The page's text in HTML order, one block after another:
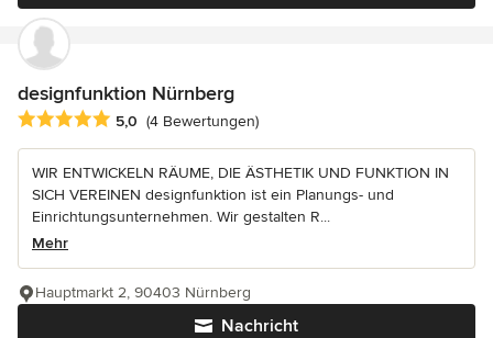
designfunktion Nürnberg
Durchschnittliche Bewertung: 5 von 5 Sternen
5,0 (4 Bewertungen)
WIR ENTWICKELN RÄUME, DIE ÄSTHETIK UND FUNKTION IN
SICH VEREINEN designfunktion ist ein Planungs- und
Einrichtungsunternehmen. Wir gestalten R...
Mehr
Nachricht
Hauptmarkt 2, 90403 Nürnberg